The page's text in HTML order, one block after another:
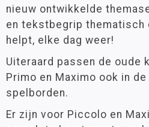
nieuw ontwikkelde
en tekstbegrip thematisch
helpt, elke dag weer!
Uiteraard passen de oude
Primo en Maximo ook in
spelborden.
Er zijn voor Piccolo en